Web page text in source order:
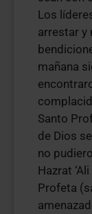
Los
arrestar y
mañana
Santo
de Dios
no
Hazrat
Profeta